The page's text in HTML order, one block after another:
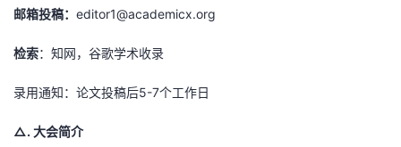
的
博
客
我
的
论
坛
我
的
圈
我
的
我
邮箱投稿： editor1@academicx.org
检索：知网，谷歌学术收录
录用通知：论文投稿后5-7个工作日
△. 大会简介